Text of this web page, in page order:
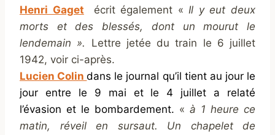
Henri Gaget
écrit également « Il y eut deux
morts et des blessés, dont un mourut le
lendemain ».
Lettre jetée du train le 6 juillet
1942, voir ci-après.
Lucien Colindans le journal qu’il tient au jour le
jour entre le 9 mai et le 4 juillet a relaté
l’évasion et le bombardement. « à 1 heure ce
matin, réveil en sursaut. Un chapelet de